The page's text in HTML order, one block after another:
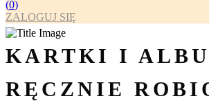
(0)
ZALOGUJ SIĘ
KARTKI I
RĘCZNIE